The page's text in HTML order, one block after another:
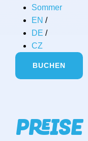
Sommer
EN /
DE /
CZ
BUCHEN
PREISE